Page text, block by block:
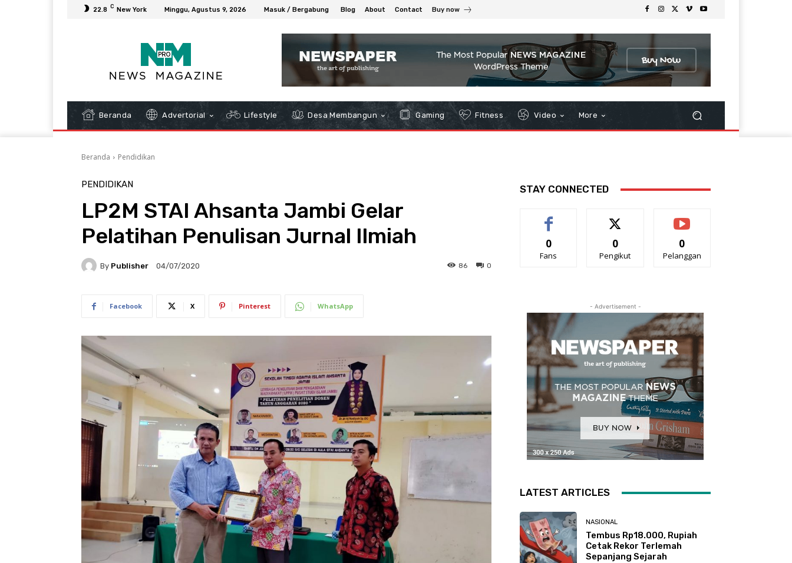
22.8 C New York Minggu, Agustus 9, 2026 Masuk / Bergabung Blog About Contact Buy now
Beranda Advertorial Lifestyle Desa Membangun Gaming Fitness Video More
Beranda Pendidikan
PENDIDIKAN
LP2M STAI Ahsanta Jambi Gelar
Pelatihan Penulisan Jurnal Ilmiah
By Publisher 04/07/2020 0
86
Facebook X Pinterest WhatsApp
STAY CONNECTED
0
Fans
0
Pengikut
0
Pelanggan
- Advertisement -
LATEST ARTICLES
NASIONAL
Tembus Rp18.000, Rupiah
Cetak Rekor Terlemah
Sepanjang Sejarah